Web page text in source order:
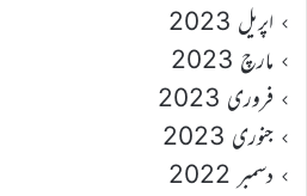
اپریل 2023
مارچ 2023
فروری 2023
جنوری 2023
دسمبر 2022